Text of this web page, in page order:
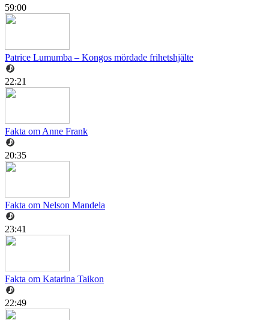
59:00
Patrice Lumumba – Kongos mördade frihetshjälte
22:21
Fakta om Anne Frank
20:35
Fakta om Nelson Mandela
23:41
Fakta om Katarina Taikon
22:49